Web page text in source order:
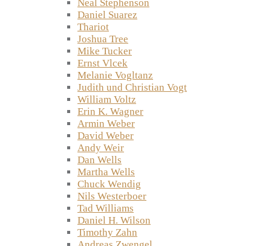
Neal Stephenson
Daniel Suarez
Thariot
Joshua Tree
Mike Tucker
Ernst Vlcek
Melanie Vogltanz
Judith und Christian Vogt
William Voltz
Erin K. Wagner
Armin Weber
David Weber
Andy Weir
Dan Wells
Martha Wells
Chuck Wendig
Nils Westerboer
Tad Williams
Daniel H. Wilson
Timothy Zahn